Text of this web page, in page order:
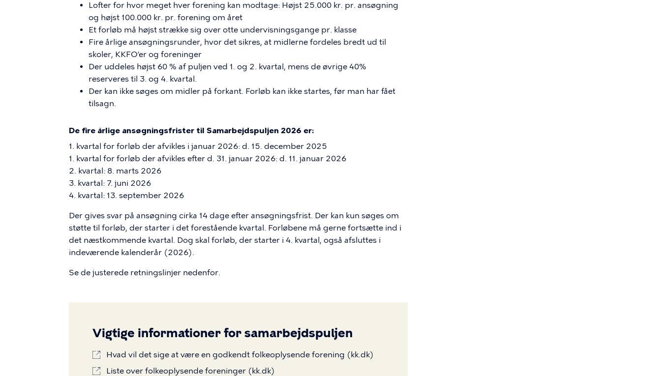
Lofter for hvor meget hver forening kan modtage: Højst 25.000 kr. pr. ansøgning
og højst 100.000 kr. pr. forening om året
Et forløb må højst strække sig over otte undervisningsgange pr. klasse
Fire årlige ansøgningsrunder, hvor det sikres, at midlerne fordeles bredt ud til
skoler, KKFO’er og foreninger
Der uddeles højst 60 % af puljen ved 1. og 2. kvartal, mens de øvrige 40%
reserveres til 3. og 4. kvartal.
Der kan ikke søges om midler på forkant. Forløb kan ikke startes, før man har fået
tilsagn.
De fire årlige ansøgningsfrister til Samarbejdspuljen 2026 er:
1. kvartal for forløb der afvikles i januar 2026: d. 15. december 2025
1. kvartal for forløb der afvikles efter d. 31. januar 2026: d. 11. januar 2026
2. kvartal: 8. marts 2026
3. kvartal: 7. juni 2026
4. kvartal: 13. september 2026
Der gives svar på ansøgning cirka 14 dage efter ansøgningsfrist. Der kan kun søges om
støtte til forløb, der starter i det forestående kvartal. Forløbene må gerne fortsætte ind i
det næstkommende kvartal. Dog skal forløb, der starter i 4. kvartal, også afsluttes i
indeværende kalenderår (2026).
Se de justerede retningslinjer nedenfor.
Vigtige informationer for samarbejdspuljen
Hvad vil det sige at være en godkendt folkeoplysende forening (kk.dk)
Liste over folkeoplysende foreninger (kk.dk)